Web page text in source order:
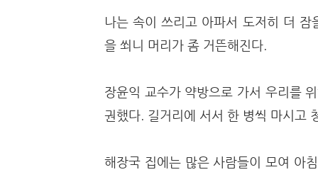
나는 속이 쓰리고 아파서 도저히 더
을 쐬니 머리가 좀 거뜬해진다.
장윤익 교수가 약방으로 가서 우리를
권했다. 길거리에 서서 한 병씩 마시고
해장국 집에는 많은 사람들이 모여 아